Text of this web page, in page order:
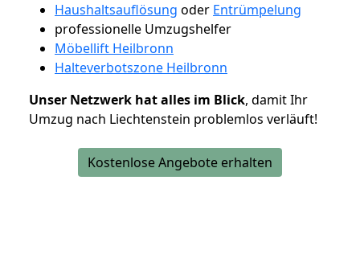
Haushaltsauflösung oder Entrümpelung
professionelle Umzugshelfer
Möbellift Heilbronn
Halteverbotszone Heilbronn
Unser Netzwerk hat alles im Blick, damit Ihr
Umzug nach Liechtenstein problemlos verläuft!
Kostenlose Angebote erhalten